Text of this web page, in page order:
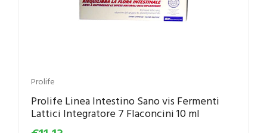
Prolife
Prolife Linea Intestino Sano vis Fermenti
Lattici Integratore 7 Flaconcini 10 ml